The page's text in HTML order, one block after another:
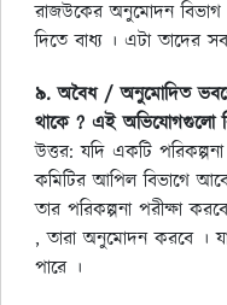
রাজউকের অনুমোদন বিভাগ
দিতে বাধ্য । এটা তাদের
৯. অবৈধ / অনুমোদিত
থাকে ? এই অভিযোগগুলো
উত্তর: যদি একটি
কমিটির আপিল বিভাগে
তার পরিকল্পনা পরীক্ষা
, তারা অনুমোদন করবে ।
পারে ।